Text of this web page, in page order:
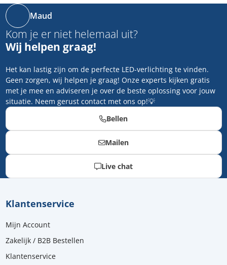
Maud
Kom je er niet helemaal uit?
Wij helpen graag!
Het kan lastig zijn om de perfecte LED-verlichting te vinden.
Geen zorgen, wij helpen je graag! Onze experts kijken gratis
met je mee en adviseren je over de beste oplossing voor jouw
situatie. Neem gerust contact met ons op!💡
Bellen
Mailen
Live chat
Klantenservice
Mijn Account
Zakelijk / B2B Bestellen
Klantenservice